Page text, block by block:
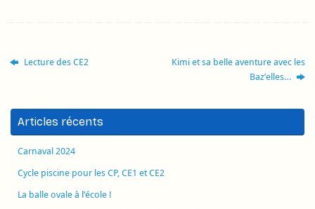
Lecture des CE2
Kimi et sa belle aventure avec les
Baz’elles…
Articles récents
Carnaval 2024
Cycle piscine pour les CP, CE1 et CE2
La balle ovale à l’école !